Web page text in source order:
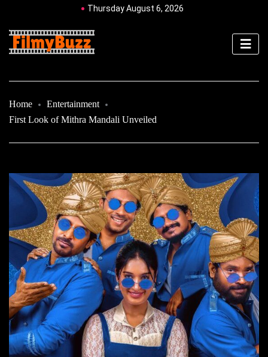
Thursday August 6, 2026
Home
Entertainment
First Look of Mithra Mandali Unveiled